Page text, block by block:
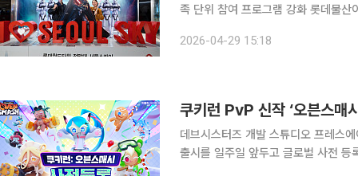
족 단위 참여 프로그램 강화 롯데물산이 운영하는 서울 잠실 롯데월드타워·몰이 5월 가정의 달을 맞
보유한 ‘스타워즈’ 테마 축제부터 가
2026-04-29 15:18
쿠키런 PvP 신작 ‘오븐스매
데브시스터즈 개발 스튜디오 프레스
출시를 일주일 앞두고 글로벌 사전